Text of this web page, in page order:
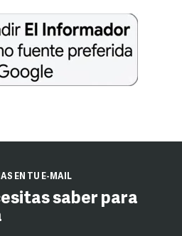
EN TU E-MAIL
saber para